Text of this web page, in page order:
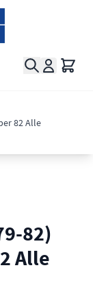
Suche
82 Alle
82)
Alle